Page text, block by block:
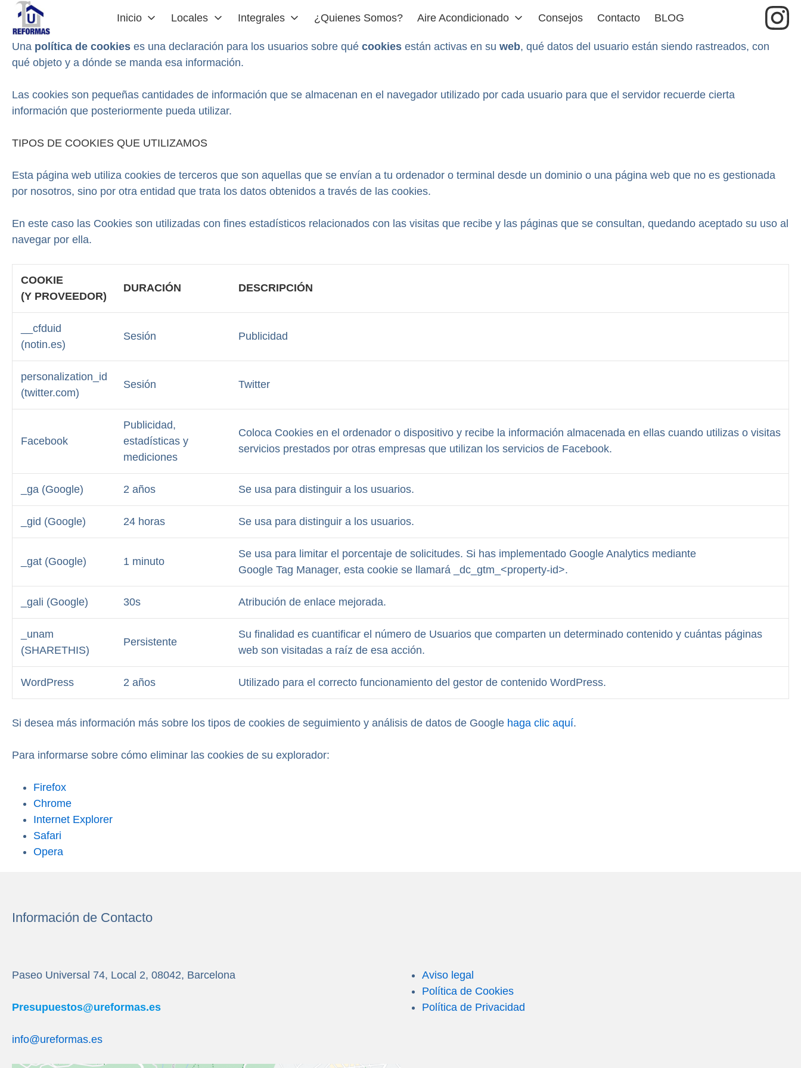
Saltar
Ureformas
Inicio Locales Integrales ¿Quienes Somos? Aire Acondicionado Consejos Contacto BLOG
Una política de cookies es una declaración para los usuarios sobre qué cookies están activas en su web, qué datos del usuario están siendo rastreados, con
qué objeto y a dónde se manda esa información.
Las cookies son pequeñas cantidades de información que se almacenan en el navegador utilizado por cada usuario para que el servidor recuerde cierta
información que posteriormente pueda utilizar.
TIPOS DE COOKIES QUE UTILIZAMOS
Esta página web utiliza cookies de terceros que son aquellas que se envían a tu ordenador o terminal desde un dominio o una página web que no es gestionada
por nosotros, sino por otra entidad que trata los datos obtenidos a través de las cookies.
En este caso las Cookies son utilizadas con fines estadísticos relacionados con las visitas que recibe y las páginas que se consultan, quedando aceptado su uso al
navegar por ella.
COOKIE
(Y PROVEEDOR)
DURACIÓN DESCRIPCIÓN
__cfduid
(notin.es)
Sesión Publicidad
personalization_id
(twitter.com)
Sesión Twitter
Facebook
Publicidad,
estadísticas y
mediciones
Coloca Cookies en el ordenador o dispositivo y recibe la información almacenada en ellas cuando utilizas o visitas
servicios prestados por otras empresas que utilizan los servicios de Facebook.
_ga (Google) 2 años Se usa para distinguir a los usuarios.
_gid (Google) 24 horas Se usa para distinguir a los usuarios.
_gat (Google) 1 minuto
Se usa para limitar el porcentaje de solicitudes. Si has implementado Google Analytics mediante
Google Tag Manager, esta cookie se llamará _dc_gtm_<property-id>.
_gali (Google) 30s Atribución de enlace mejorada.
_unam
(SHARETHIS)
Persistente
Su finalidad es cuantificar el número de Usuarios que comparten un determinado contenido y cuántas páginas
web son visitadas a raíz de esa acción.
WordPress 2 años Utilizado para el correcto funcionamiento del gestor de contenido WordPress.
Si desea más información más sobre los tipos de cookies de seguimiento y análisis de datos de Google haga clic aquí.
Para informarse sobre cómo eliminar las cookies de su explorador:
Firefox
Chrome
Internet Explorer
Safari
Opera
Información de Contacto
Paseo Universal 74, Local 2, 08042, Barcelona
Presupuestos@ureformas.es
info@ureformas.es
Aviso legal
Política de Cookies
Política de Privacidad